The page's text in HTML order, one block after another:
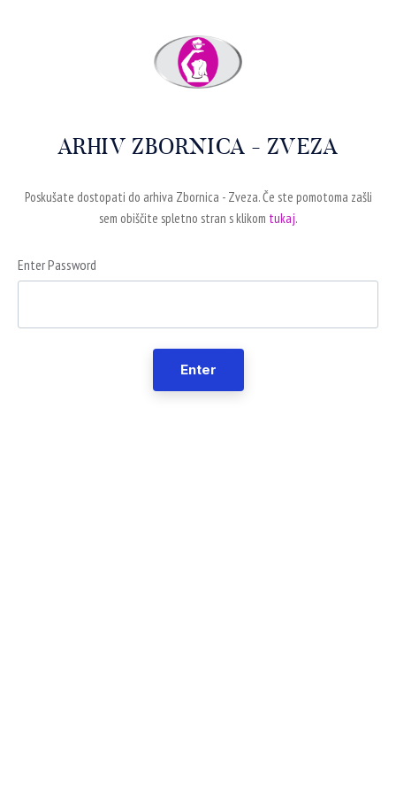
ARHIV ZBORNICA - ZVEZA
Poskušate dostopati do arhiva Zbornica - Zveza. Če ste pomotoma zašli
sem obiščite spletno stran s klikom tukaj.
Enter Password
Enter